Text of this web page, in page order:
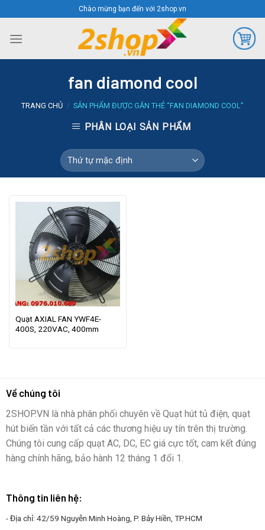
to
content
Chào mừng bạn đến với 2shop.vn
fan diamond cool
TRANG CHỦ / SẢN PHẨM ĐƯỢC GẮN THẺ “FAN DIAMOND COOL”
PHÂN LOẠI SẢN PHẨM
Quạt AXIAL FAN YWF4E-
400S, 220VAC, 400mm
Về chúng tôi
2SHOP.VN là nhà phân phối chuyên về Quạt hút tủ điện, quạt
hút biến tần với tất cả các thương hiệu uy tín trên thị trường.
Chúng tôi cung cấp quạt AC, DC, EC giá cực tốt, cam kết đúng
hàng chính hãng, bảo hành 12 tháng 1 đổi 1.
Thông tin liên hệ:
- Địa chỉ: 42/59 Nguyễn Minh Hoàng, P. Bảy Hiền, TP.HCM